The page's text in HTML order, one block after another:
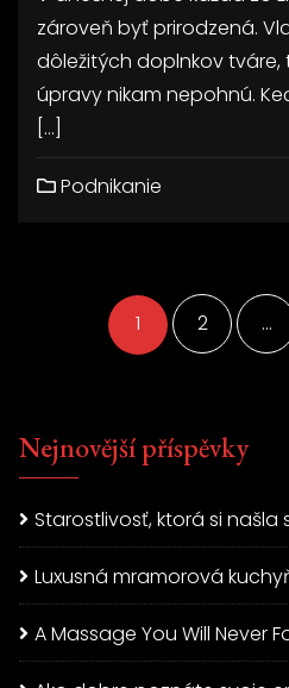
zároveň byť prirodzená.
dôležitých doplnkov tváre,
úpravy nikam nepohnú.
[…]
Podnikanie
Stránkování
příspěvků
1 2 …
Nejnovější příspěvky
Starostlivosť, ktorá si našla
Luxusná mramorová
A Massage You Will Never